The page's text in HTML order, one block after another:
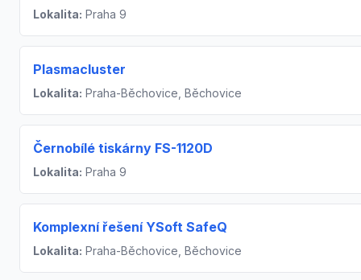
Lokalita: Praha 9
Plasmacluster
Lokalita: Praha-Běchovice, Běchovice
Černobílé tiskárny FS-1120D
Lokalita: Praha 9
Komplexní řešení YSoft SafeQ
Lokalita: Praha-Běchovice, Běchovice